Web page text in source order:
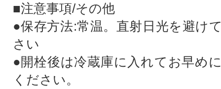
■注意事項/その他
●保存方法:常温。直射日光を避け
さい
●開栓後は冷蔵庫に入れてお早め
ください。